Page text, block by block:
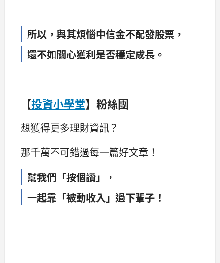
所以，與其煩惱中信金不配發股票，
還不如關心獲利是否穩定成長。
【投資小學堂】粉絲團
想獲得更多理財資訊？
那千萬不可錯過每一篇好文章！
幫我們「按個讚」，
一起靠「被動收入」過下輩子！